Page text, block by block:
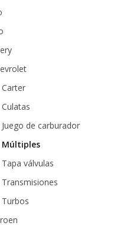
Carter
Culatas
Juego de carburador
Múltiples
Tapa válvulas
Transmisiones
Turbos